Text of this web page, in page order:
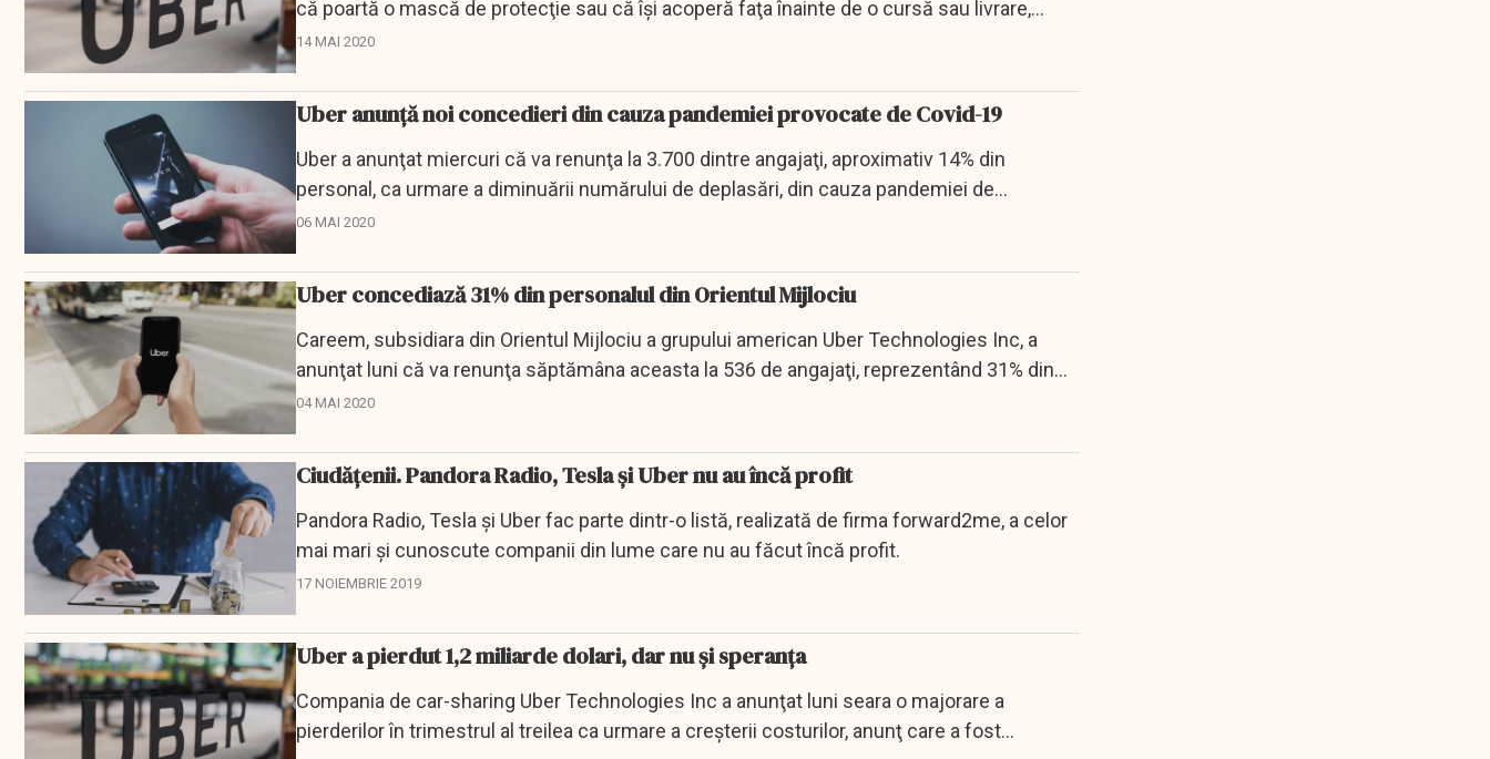
că poartă o mască de protecţie sau că îşi acoperă faţa înainte de o cursă sau livrare,...
14 MAI 2020
Uber anunță noi concedieri din cauza pandemiei provocate de Covid-19
Uber a anunţat miercuri că va renunţa la 3.700 dintre angajaţi, aproximativ 14% din
personal, ca urmare a diminuării numărului de deplasări, din cauza pandemiei de
coronavirus, relatează...
06 MAI 2020
Uber concediază 31% din personalul din Orientul Mijlociu
Careem, subsidiara din Orientul Mijlociu a grupului american Uber Technologies Inc, a
anunţat luni că va renunţa săptămâna aceasta la 536 de angajaţi, reprezentând 31% din
forţa sa de muncă,...
04 MAI 2020
Ciudățenii. Pandora Radio, Tesla și Uber nu au încă profit
Pandora Radio, Tesla și Uber fac parte dintr-o listă, realizată de firma forward2me, a celor
mai mari și cunoscute companii din lume care nu au făcut încă profit.
17 NOIEMBRIE 2019
Uber a pierdut 1,2 miliarde dolari, dar nu și speranța
Compania de car-sharing Uber Technologies Inc a anunţat luni seara o majorare a
pierderilor în trimestrul al treilea ca urmare a creşterii costurilor, anunţ care a fost